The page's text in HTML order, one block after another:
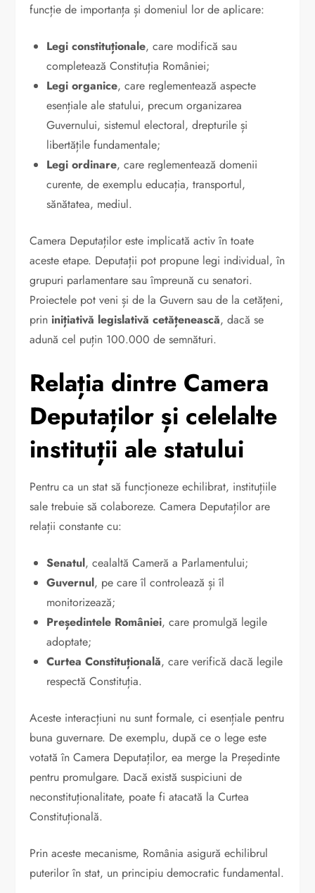
funcție de importanța și domeniul lor de aplicare:
Legi constituționale, care modifică sau
completează Constituția României;
Legi organice, care reglementează aspecte
esențiale ale statului, precum organizarea
Guvernului, sistemul electoral, drepturile și
libertățile fundamentale;
Legi ordinare, care reglementează domenii
curente, de exemplu educația, transportul,
sănătatea, mediul.
Camera Deputaților este implicată activ în toate
aceste etape. Deputații pot propune legi individual, în
grupuri parlamentare sau împreună cu senatori.
Proiectele pot veni și de la Guvern sau de la cetățeni,
prin inițiativă legislativă cetățenească, dacă se
adună cel puțin 100.000 de semnături.
Relația dintre Camera
Deputaților și celelalte
instituții ale statului
Pentru ca un stat să funcționeze echilibrat, instituțiile
sale trebuie să colaboreze. Camera Deputaților are
relații constante cu:
Senatul, cealaltă Cameră a Parlamentului;
Guvernul, pe care îl controlează și îl
monitorizează;
Președintele României, care promulgă legile
adoptate;
Curtea Constituțională, care verifică dacă legile
respectă Constituția.
Aceste interacțiuni nu sunt formale, ci esențiale pentru
buna guvernare. De exemplu, după ce o lege este
votată în Camera Deputaților, ea merge la Președinte
pentru promulgare. Dacă există suspiciuni de
neconstituționalitate, poate fi atacată la Curtea
Constituțională.
Prin aceste mecanisme, România asigură echilibrul
puterilor în stat, un principiu democratic fundamental.